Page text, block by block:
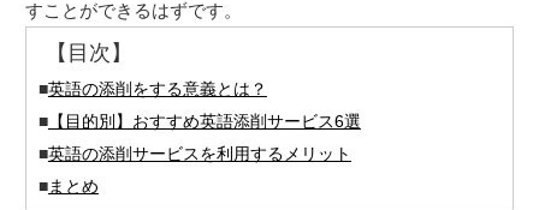
すことができるはずです。
【目次】
■英語の添削をする意義とは？
■【目的別】おすすめ英語添削サービス6選
■英語の添削サービスを利用するメリット
■まとめ